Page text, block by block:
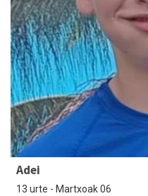
Adei
13 urte - Martxoak 06